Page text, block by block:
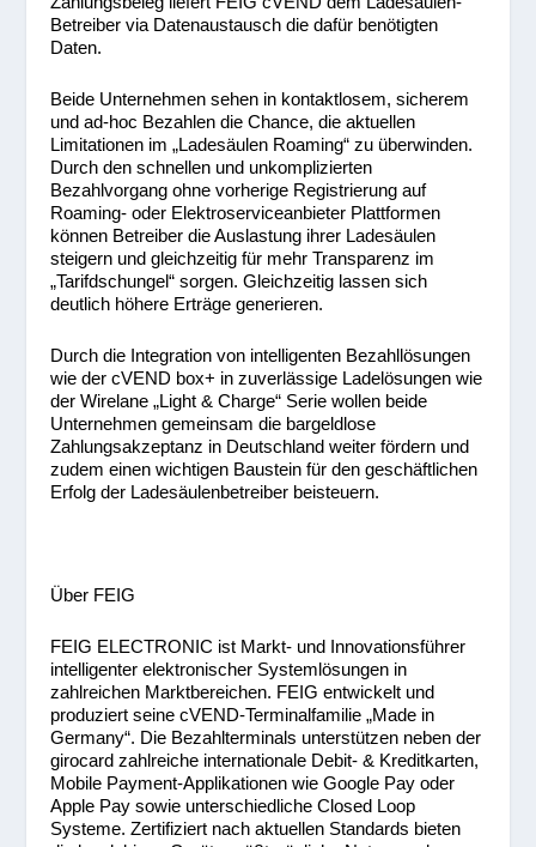
Betreiber via Datenaustausch die dafür benötigten
Daten.
Beide Unternehmen sehen in kontaktlosem, sicherem
und ad-hoc Bezahlen die Chance, die aktuellen
Limitationen im „Ladesäulen Roaming“ zu überwinden.
Durch den schnellen und unkomplizierten
Bezahlvorgang ohne vorherige Registrierung auf
Roaming- oder Elektroserviceanbieter Plattformen
können Betreiber die Auslastung ihrer Ladesäulen
steigern und gleichzeitig für mehr Transparenz im
„Tarifdschungel“ sorgen. Gleichzeitig lassen sich
deutlich höhere Erträge generieren.
Durch die Integration von intelligenten Bezahllösungen
wie der cVEND box+ in zuverlässige Ladelösungen wie
der Wirelane „Light & Charge“ Serie wollen beide
Unternehmen gemeinsam die bargeldlose
Zahlungsakzeptanz in Deutschland weiter fördern und
zudem einen wichtigen Baustein für den geschäftlichen
Erfolg der Ladesäulenbetreiber beisteuern.
Über FEIG
FEIG ELECTRONIC ist Markt- und Innovationsführer
intelligenter elektronischer Systemlösungen in
zahlreichen Marktbereichen. FEIG entwickelt und
produziert seine cVEND-Terminalfamilie „Made in
Germany“. Die Bezahlterminals unterstützen neben der
girocard zahlreiche internationale Debit- & Kreditkarten,
Mobile Payment-Applikationen wie Google Pay oder
Apple Pay sowie unterschiedliche Closed Loop
Systeme. Zertifiziert nach aktuellen Standards bieten